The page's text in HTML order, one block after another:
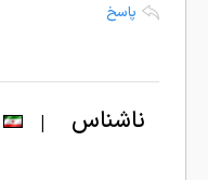
پاسخ
ناشناس |